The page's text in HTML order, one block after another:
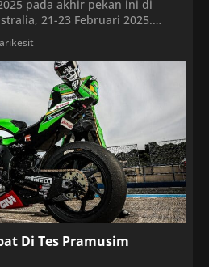
pada akhir pekan ini di
21-23 Februari 2025.
pertandingan juga
Baik WorldSBK
mengadakan tes pramusim
akhir pekan ini. Tidak banyak
yang akan […]
Di Tes Pramusim